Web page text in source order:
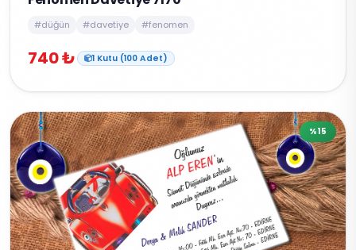
#düğün #davetiye #fenomen
740 ₺ 1 Kutu (100 Adet)
%15